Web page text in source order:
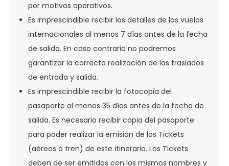
por motivos operativos.
Es imprescindible recibir los detalles de los vuelos
internacionales al menos 7 días antes de la fecha
de salida. En caso contrario no podremos
garantizar la correcta realización de los traslados
de entrada y salida.
Es imprescindible recibir la fotocopia del
pasaporte al menos 35 días antes de la fecha de
salida. Es necesario recibir copia del pasaporte
para poder realizar la emisión de los Tickets
(aéreos o tren) de este itinerario. Los Tickets
deben de ser emitidos con los mismos nombres y